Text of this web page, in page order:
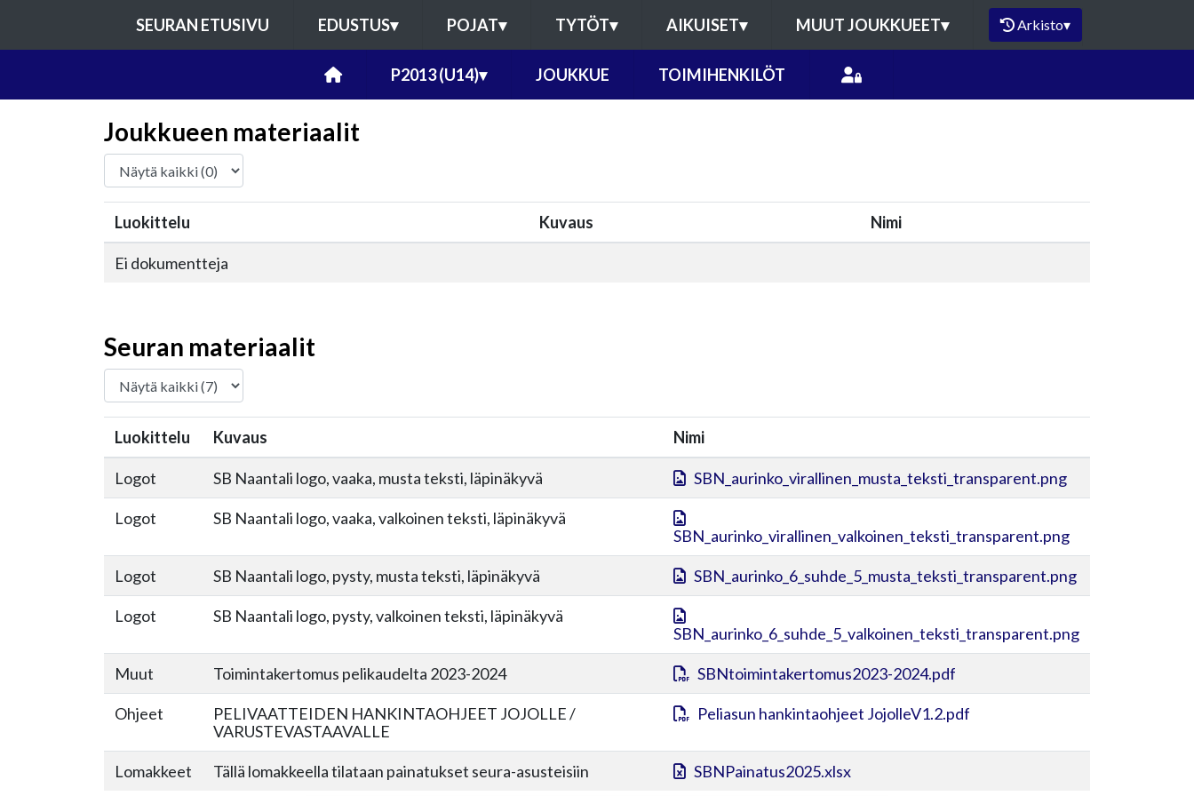
SEURAN ETUSIVU EDUSTUS▾ POJAT▾ TYTÖT▾ AIKUISET▾ MUUT JOUKKUEET▾ Arkisto▾
P2013 (U14)▾ JOUKKUE TOIMIHENKILÖT
Joukkueen materiaalit
Luokittelu Kuvaus Nimi
Ei dokumentteja
Seuran materiaalit
Luokittelu Kuvaus Nimi
Logot SB Naantali logo, vaaka, musta teksti, läpinäkyvä SBN_aurinko_virallinen_musta_teksti_transparent.png
Logot
SB Naantali logo, vaaka, valkoinen teksti, läpinäkyvä
SBN_aurinko_virallinen_valkoinen_teksti_transparent.png
Logot SB Naantali logo, pysty, musta teksti, läpinäkyvä SBN_aurinko_6_suhde_5_musta_teksti_transparent.png
Logot
SB Naantali logo, pysty, valkoinen teksti, läpinäkyvä
SBN_aurinko_6_suhde_5_valkoinen_teksti_transparent.png
Muut Toimintakertomus pelikaudelta 2023-2024 SBNtoimintakertomus2023-2024.pdf
Ohjeet
PELIVAATTEIDEN HANKINTAOHJEET JOJOLLE /
VARUSTEVASTAAVALLE
Peliasun hankintaohjeet JojolleV1.2.pdf
Lomakkeet Tällä lomakkeella tilataan painatukset seura-asusteisiin SBNPainatus2025.xlsx